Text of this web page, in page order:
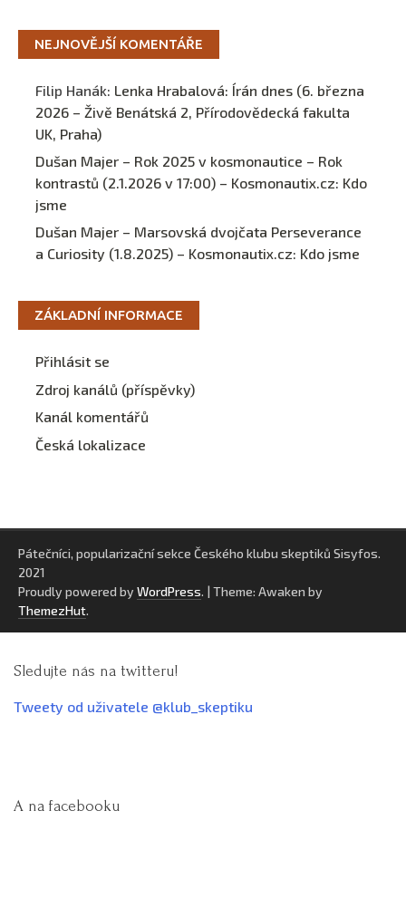
NEJNOVĚJŠÍ KOMENTÁŘE
Filip Hanák: Lenka Hrabalová: Írán dnes (6. března
2026 – Živě Benátská 2, Přírodovědecká fakulta
UK, Praha)
Dušan Majer – Rok 2025 v kosmonautice – Rok
kontrastů (2.1.2026 v 17:00) – Kosmonautix.cz: Kdo
jsme
Dušan Majer – Marsovská dvojčata Perseverance
a Curiosity (1.8.2025) – Kosmonautix.cz: Kdo jsme
ZÁKLADNÍ INFORMACE
Přihlásit se
Zdroj kanálů (příspěvky)
Kanál komentářů
Česká lokalizace
Pátečníci, popularizační sekce Českého klubu skeptiků Sisyfos.
2021
Proudly powered by WordPress. | Theme: Awaken by
ThemezHut.
Sledujte nás na twitteru!
Tweety od uživatele @klub_skeptiku
A na facebooku